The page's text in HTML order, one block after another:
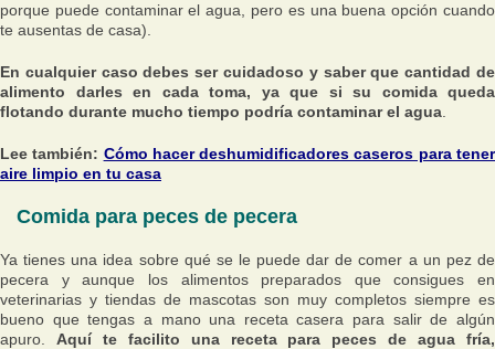
porque puede contaminar el agua, pero es una buena opción cuando
te ausentas de casa).
En cualquier caso debes ser cuidadoso y saber que cantidad de
alimento darles en cada toma, ya que si su comida queda
flotando durante mucho tiempo podría contaminar el agua
Lee también: Cómo hacer deshumidificadores caseros para tener
aire limpio en tu casa
Comida para peces de pecera
Ya tienes una idea sobre qué se le puede dar de comer a un pez de
pecera y aunque los alimentos preparados que consigues en
veterinarias y tiendas de mascotas son muy completos siempre es
bueno que tengas a mano una receta casera para salir de algún
apuro. Aquí te facilito una receta para peces de agua fría,